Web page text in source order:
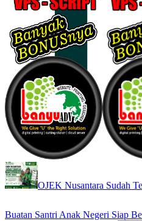
OJEK Nusantara Sudah
Buatan Santri Anak Negeri Siap